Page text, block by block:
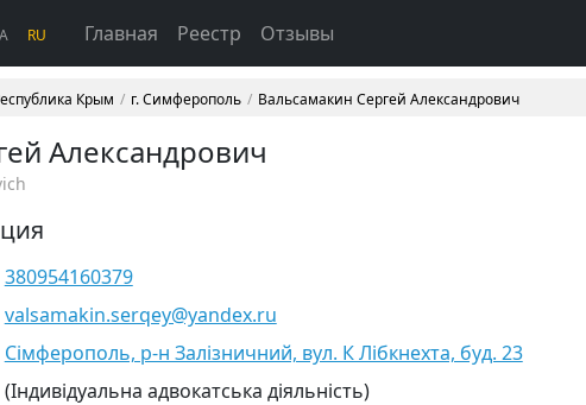
RU Главная Реестр Отзывы
Крым г. Симферополь Вальсамакин Сергей Александрович
Александрович
380954160379
valsamakin.serqey@yandex.ru
Сімферополь, р-н Залізничний, вул. К Лібкнехта, буд. 23
(Індивідуальна адвокатська діяльність)